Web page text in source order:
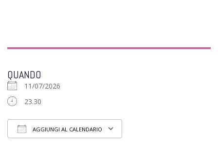
QUANDO
11/07/2026
23.30
AGGIUNGI AL CALENDARIO